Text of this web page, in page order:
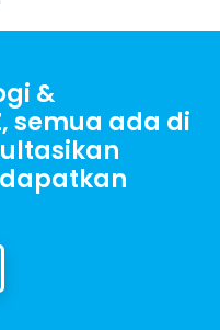
&
semua ada di